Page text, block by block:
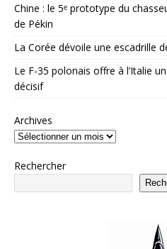
Chine : le 5ᵉ prototype du
de Pékin
La Corée dévoile une escadrille
Le F-35 polonais offre à l’Italie
décisif
Archives
Rechercher